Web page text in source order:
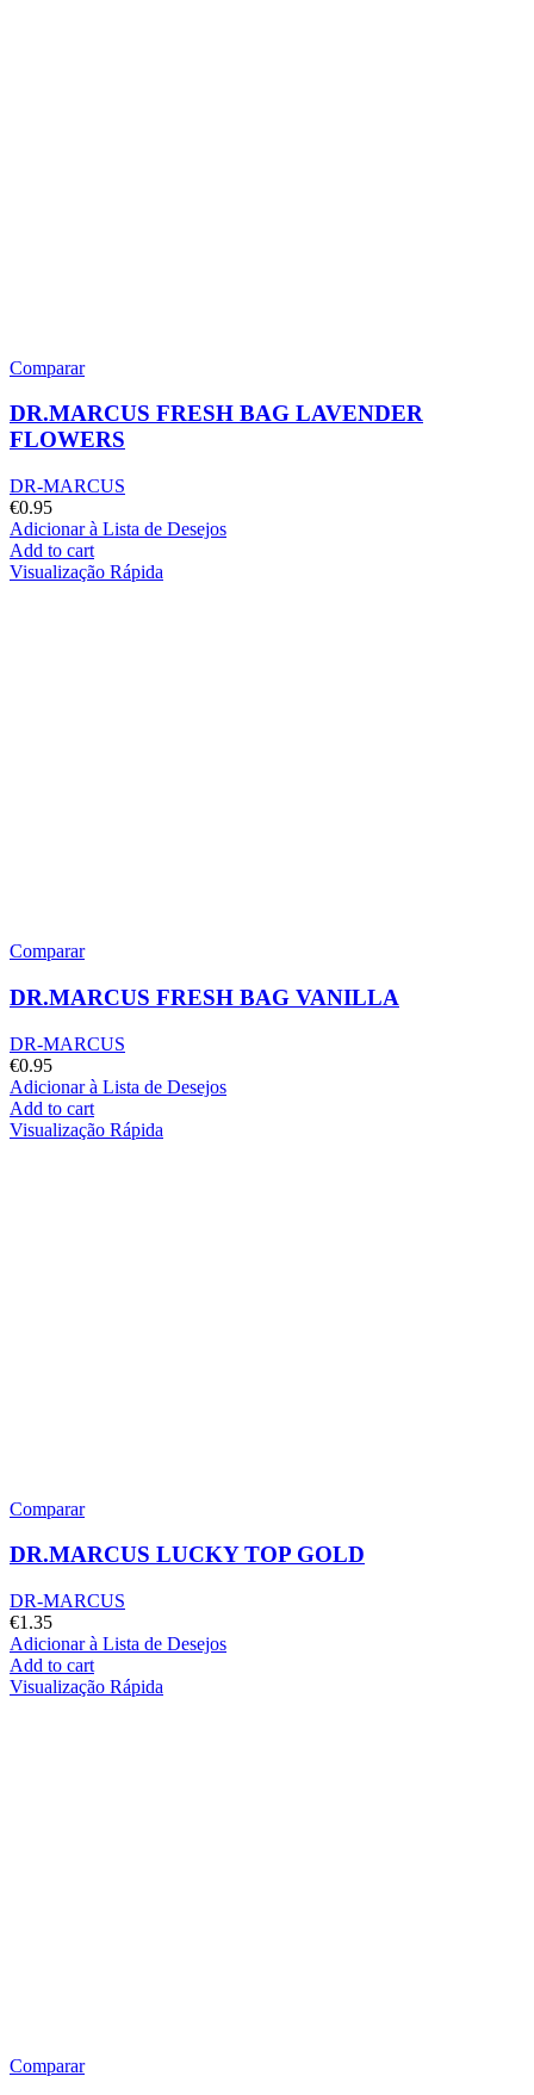
Comparar
DR.MARCUS FRESH BAG LAVENDER
FLOWERS
DR-MARCUS
€0.95
Adicionar à Lista de Desejos
Add to cart
Visualização Rápida
Comparar
DR.MARCUS FRESH BAG VANILLA
DR-MARCUS
€0.95
Adicionar à Lista de Desejos
Add to cart
Visualização Rápida
Comparar
DR.MARCUS LUCKY TOP GOLD
DR-MARCUS
€1.35
Adicionar à Lista de Desejos
Add to cart
Visualização Rápida
Comparar